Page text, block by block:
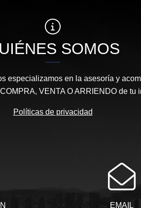
SOMOS
especializamos en la asesoría y
VENTA O ARRIENDO de tu
Políticas de privacidad
EMAIL